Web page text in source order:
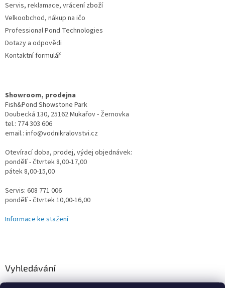
Servis, reklamace, vrácení zboží
Velkoobchod, nákup na ičo
Professional Pond Technologies
Dotazy a odpovědi
Kontaktní formulář
Showroom, prodejna
Fish&Pond Showstone Park
Doubecká 130, 25162 Mukařov - Žernovka
tel.: 774 303 606
email.: info@vodnikralovstvi.cz
Otevírací doba, prodej, výdej objednávek:
pondělí - čtvrtek 8,00-17,00
pátek 8,00-15,00
Servis: 608 771 006
pondělí - čtvrtek 10,00-16,00
Informace ke stažení
Vyhledávání